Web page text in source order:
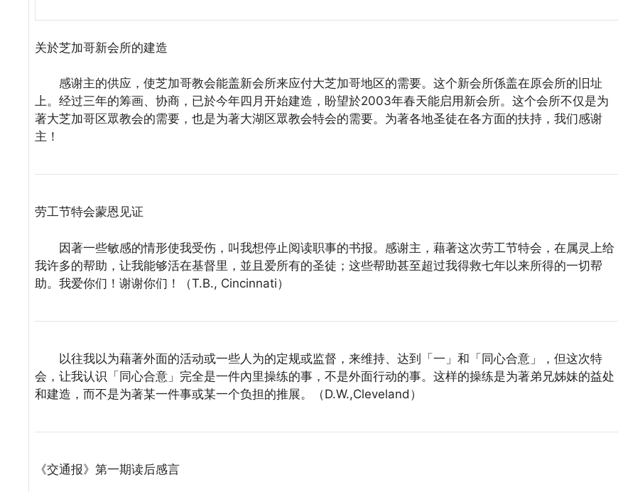
关於芝加哥新会所的建造
感谢主的供应，使芝加哥教会能盖新会所来应付大芝加哥地区的需要。这个新会所係盖在原会所的旧址
上。经过三年的筹画、协商，已於今年四月开始建造，盼望於2003年春天能启用新会所。这个会所不仅是为
著大芝加哥区眾教会的需要，也是为著大湖区眾教会特会的需要。为著各地圣徒在各方面的扶持，我们感谢
主！
劳工节特会蒙恩见证
因著一些敏感的情形使我受伤，叫我想停止阅读职事的书报。感谢主，藉著这次劳工节特会，在属灵上给
我许多的帮助，让我能够活在基督里，並且爱所有的圣徒；这些帮助甚至超过我得救七年以来所得的一切帮
助。我爱你们！谢谢你们！（T.B., Cincinnati）
以往我以为藉著外面的活动或一些人为的定规或监督，来维持、达到「一」和「同心合意」，但这次特
会，让我认识「同心合意」完全是一件內里操练的事，不是外面行动的事。这样的操练是为著弟兄姊妹的益处
和建造，而不是为著某一件事或某一个负担的推展。（D.W.,Cleveland）
《交通报》第一期读后感言